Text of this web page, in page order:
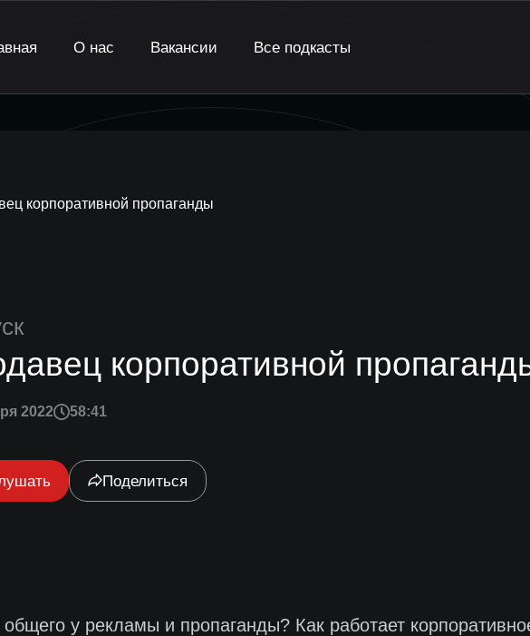
О нас Вакансии Все подкасты
корпоративной пропаганды
корпоративной
2022 58:41
Поделиться
у рекламы и пропаганды? Как работает